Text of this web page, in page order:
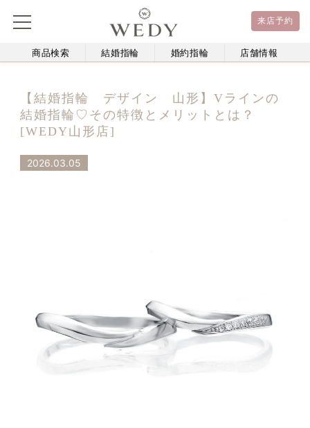
来店予約
商品検索 結婚指輪 婚約指輪 店舗情報
【結婚指輪 デザイン 山形】Vラインの
結婚指輪♡その特徴とメリットとは？
[WEDY山形店]
2026.03.05